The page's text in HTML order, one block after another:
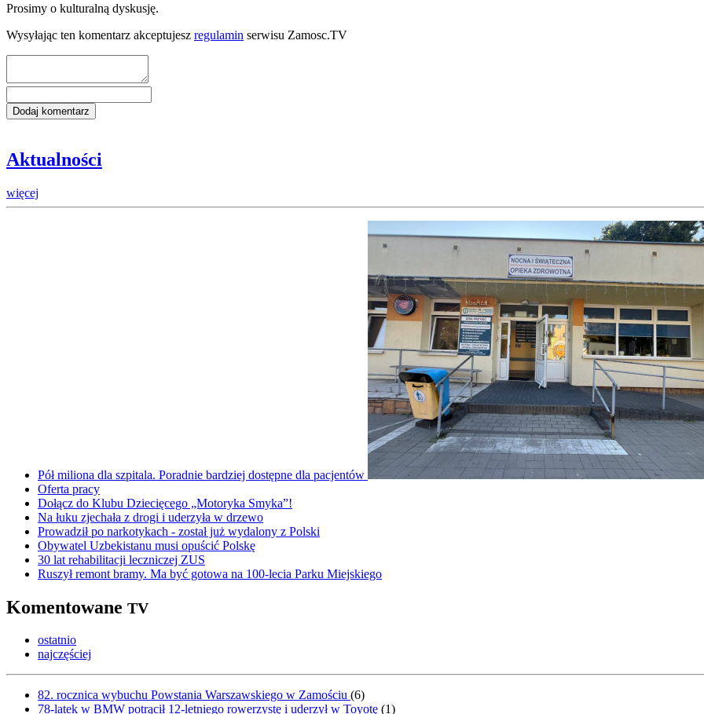
Prosimy o kulturalną dyskusję.
Wysyłając ten komentarz akceptujesz regulamin serwisu Zamosc.TV
Aktualności
więcej
Pół miliona dla szpitala. Poradnie bardziej dostępne dla pacjentów
Oferta pracy
Dołącz do Klubu Dziecięcego „Motoryka Smyka”!
Na łuku zjechała z drogi i uderzyła w drzewo
Prowadził po narkotykach - został już wydalony z Polski
Obywatel Uzbekistanu musi opuścić Polskę
30 lat rehabilitacji leczniczej ZUS
Ruszył remont bramy. Ma być gotowa na 100-lecia Parku Miejskiego
Komentowane TV
ostatnio
najczęściej
82. rocznica wybuchu Powstania Warszawskiego w Zamościu (6)
78-latek w BMW potrącił 12-letniego rowerzystę i uderzył w Toyotę (1)